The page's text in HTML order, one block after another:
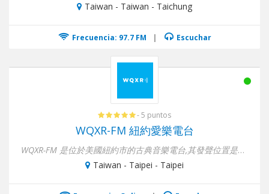
Taiwan - Taiwan - Taichung
Frecuencia: 97.7 FM | Escuchar
- 5 puntos
WQXR-FM 紐約愛樂電台
WQXR-FM 是位於美國紐約市的古典音樂電台,其發聲位置是設在帝國大廈(Empire State Building)�...
Taiwan - Taipei - Taipei